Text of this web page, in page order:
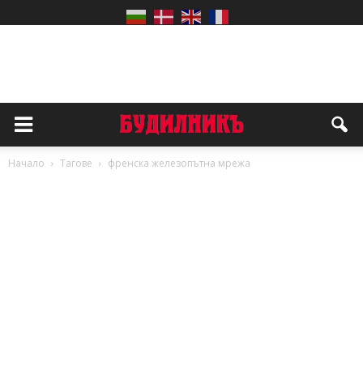
Начало Тагове френска железопътна мрежа